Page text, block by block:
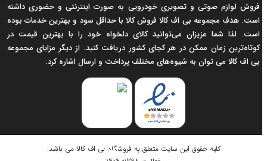
فروش لوازم صوتی و تصویری خودرویی به صورت اینترنتی و حضوری داشته
است. هدف مجموعه بی اف کالا فروش کالا با حداقل سود و بهترین خدمات بوده
است. لذا شما عزیزان می‌توانید کالای دلخواه خود را با بهترین قیمت در
کوتاه‌ترین زمان ممکن در هر کجای کشور دریافت کنید. از دیگر مزایای مجموعه
بی اف کالا می توان به شیوه‌های مختلف پرداخت و ارسال اشاره کرد.
کلیه حقوق این سایت متعلق بهفروشگاه بی اف کالامی باشد.